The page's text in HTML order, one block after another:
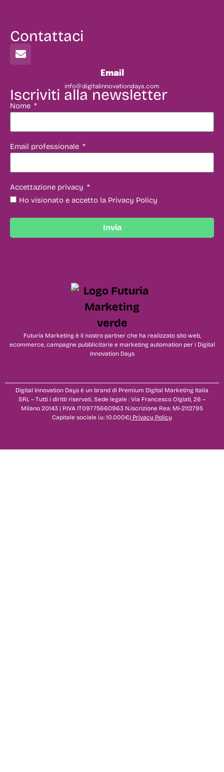
Contattaci
Email
info@digitalinnovationdays.com
Iscriviti alla newsletter
Nome
Email professionale
Accettazione privacy
Ho visionato e accetto la Privacy Policy
Invia
Futuria Marketing è il nostro partner che ha realizzato sito web,
ecommerce, campagne pubblicitarie e marketing automation per i Digital
Innovation Days
Digital Innovation Days è un brand di Premium Digital Marketing Italia
SRL – Tutti i diritti riservati. Sede legale : Via Francesco Olgiati, 26 –
Milano 20143 | P.IVA IT09775660963 N.iscrizione Rea: MI-2112795
Capitale sociale i.v.: 10.000€| Privacy Policy